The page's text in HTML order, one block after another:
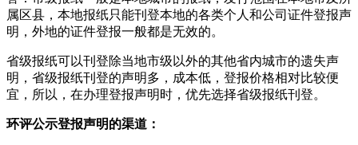
属区县，本地报纸只能刊登本地的各类个人和公司证件登报声
明，外地的证件登报一般都是无效的。
省级报纸可以刊登除当地市级以外的其他省内城市的遗失声
明，省级报纸刊登的声明多，成本低，登报价格相对比较便
宜，所以，在办理登报声明时，优先选择省级报纸刊登。
环评公示登报声明的渠道：